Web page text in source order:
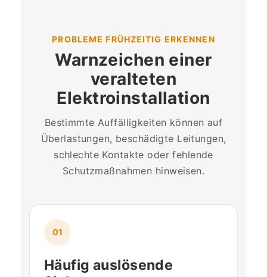
PROBLEME FRÜHZEITIG ERKENNEN
Warnzeichen einer
veralteten
Elektroinstallation
Bestimmte Auffälligkeiten können auf
Überlastungen, beschädigte Leitungen,
schlechte Kontakte oder fehlende
Schutzmaßnahmen hinweisen.
01
Häufig auslösende